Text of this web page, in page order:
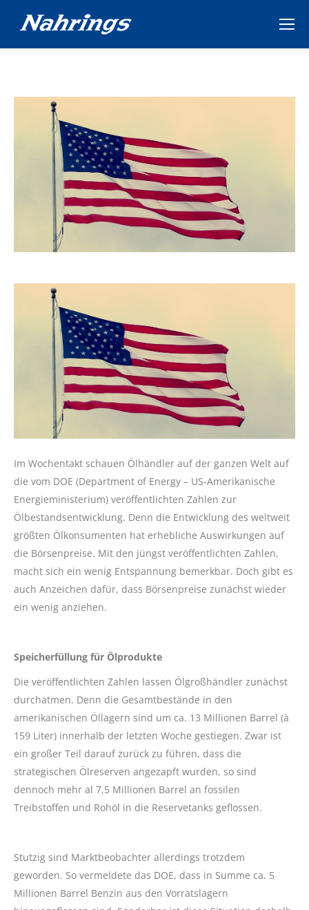
Im Wochentakt schauen Ölhändler auf der ganzen Welt auf
die vom DOE (Department of Energy – US-Amerikanische
Energieministerium) veröffentlichten Zahlen zur
Ölbestandsentwicklung. Denn die Entwicklung des weltweit
größten Ölkonsumenten hat erhebliche Auswirkungen auf
die Börsenpreise. Mit den jüngst veröffentlichten Zahlen,
macht sich ein wenig Entspannung bemerkbar. Doch gibt es
auch Anzeichen dafür, dass Börsenpreise zunächst wieder
ein wenig anziehen.
Speicherfüllung für Ölprodukte
Die veröffentlichten Zahlen lassen Ölgroßhändler zunächst
durchatmen. Denn die Gesamtbestände in den
amerikanischen Öllagern sind um ca. 13 Millionen Barrel (à
159 Liter) innerhalb der letzten Woche gestiegen. Zwar ist
ein großer Teil darauf zurück zu führen, dass die
strategischen Ölreserven angezapft wurden, so sind
dennoch mehr al 7,5 Millionen Barrel an fossilen
Treibstoffen und Rohöl in die Reservetanks geflossen.
Stutzig sind Marktbeobachter allerdings trotzdem
geworden. So vermeldete das DOE, dass in Summe ca. 5
Millionen Barrel Benzin aus den Vorratslagern